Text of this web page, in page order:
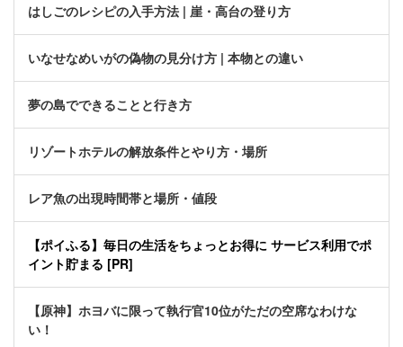
はしごのレシピの入手方法 | 崖・高台の登り方
いなせなめいがの偽物の見分け方 | 本物との違い
夢の島でできることと行き方
リゾートホテルの解放条件とやり方・場所
レア魚の出現時間帯と場所・値段
【ポイふる】毎日の生活をちょっとお得に サービス利用でポ
イント貯まる [PR]
【原神】ホヨバに限って執行官10位がただの空席なわけな
い！